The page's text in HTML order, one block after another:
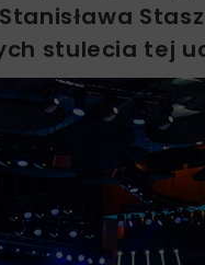
stulecia tej